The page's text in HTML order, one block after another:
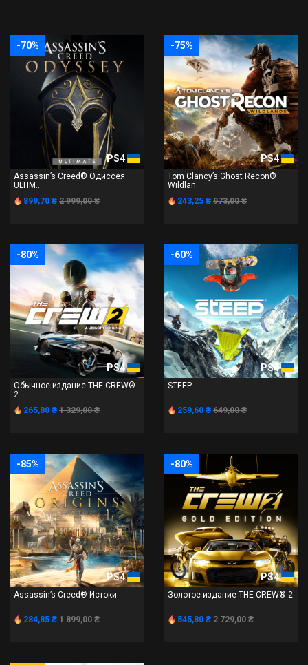
-70%
PS4
Assassin’s Creed® Одиссея –
ULTIM...
899,70 ₴ 2 999,00 ₴
-75%
PS4
Tom Clancy’s Ghost Recon®
Wildlan...
243,25 ₴ 973,00 ₴
-80%
PS4
Обычное издание THE CREW®
2
265,80 ₴ 1 329,00 ₴
-60%
PS4
STEEP
259,60 ₴ 649,00 ₴
-85%
PS4
Assassin’s Creed® Истоки
284,85 ₴ 1 899,00 ₴
-80%
PS4
Золотое издание THE CREW® 2
545,80 ₴ 2 729,00 ₴